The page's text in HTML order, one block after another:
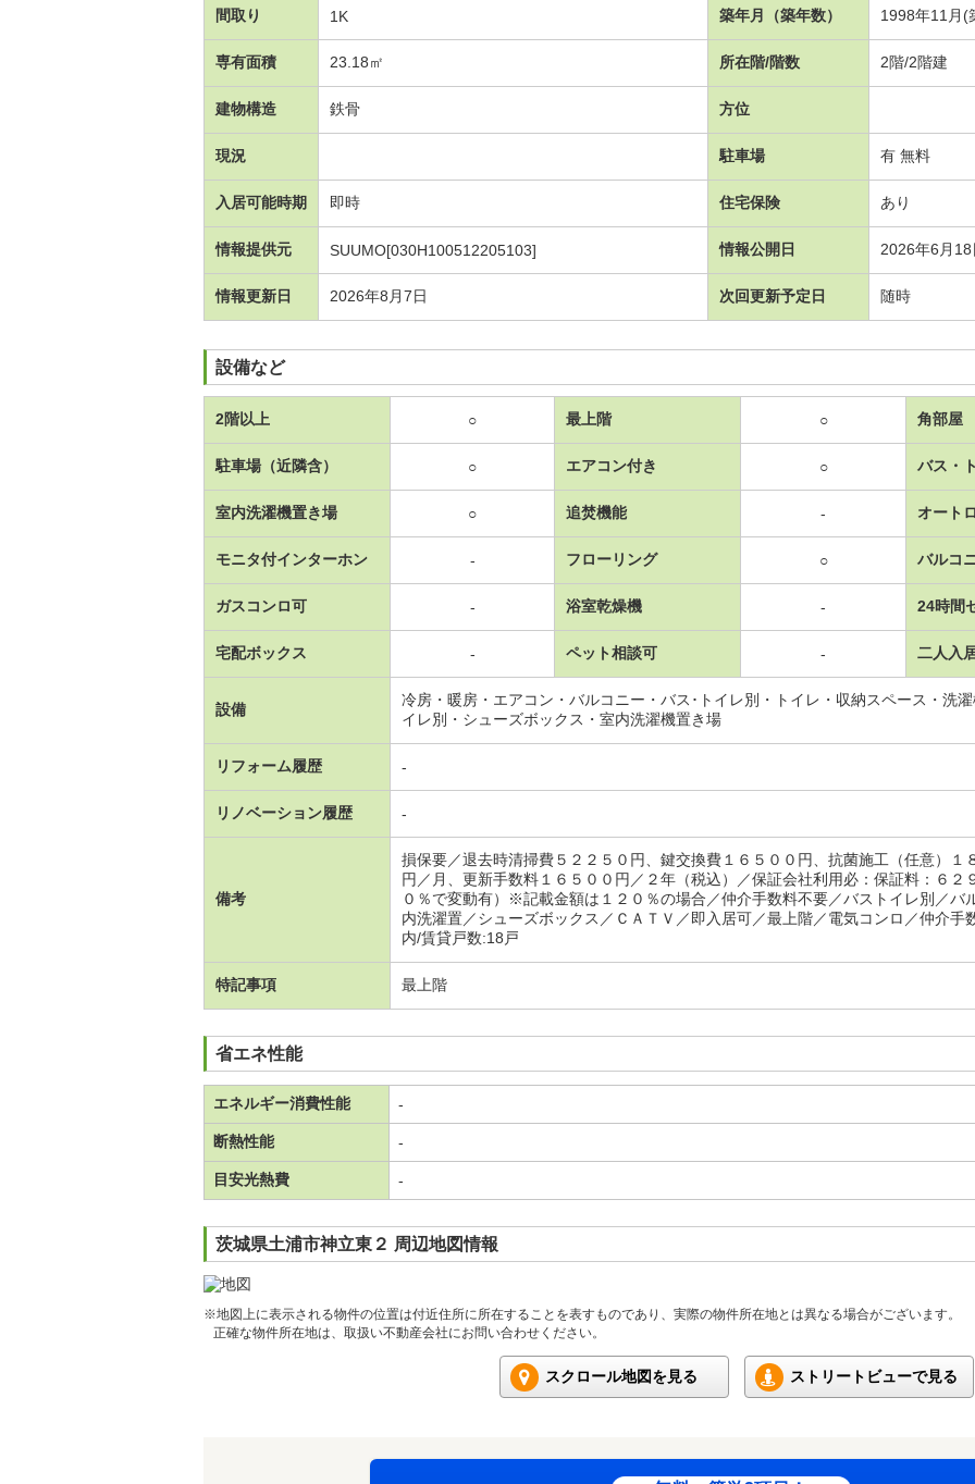
間取り 1K 築年月（築年数） 1998年11月(
専有面積 23.18㎡ 所在階/階数 2階/2階建
建物構造 鉄骨 方位
現況 駐車場 有 無料
入居可能時期 即時 住宅保険 あり
情報提供元 SUUMO[030H100512205103] 情報公開日 2026年6月18
情報更新日 2026年8月7日 次回更新予定日 随時
設備など
2階以上 ○ 最上階 ○ 角部屋
駐車場（近隣含） ○ エアコン付き ○ バス・
室内洗濯機置き場 ○ 追焚機能 - オート
モニタ付インターホン - フローリング ○ バルコ
ガスコンロ可 - 浴室乾燥機 - 24時間
宅配ボックス - ペット相談可 - 二人入
設備
冷房・暖房・エアコン・バルコニー・バス･トイレ別・トイレ・収納スペース・洗
イレ別・シューズボックス・室内洗濯機置き場
リフォーム履歴 -
リノベーション履歴 -
備考
損保要／退去時清掃費５２２５０円、鍵交換費１６５００円、抗菌施工（任意）１
円／月、更新手数料１６５００円／２年（税込）／保証会社利用必：保証料：６２
０％で変動有）※記載金額は１２０％の場合／仲介手数料不要／バストイレ別／バ
内洗濯置／シューズボックス／ＣＡＴＶ／即入居可／最上階／電気コンロ／仲介手
内/賃貸戸数:18戸
特記事項 最上階
省エネ性能
エネルギー消費性能 -
断熱性能 -
目安光熱費 -
茨城県土浦市神立東２ 周辺地図情報
※地図上に表示される物件の位置は付近住所に所在することを表すものであり、実際の物件所在地とは異なる場合がございます。
正確な物件所在地は、取扱い不動産会社にお問い合わせください。
スクロール地図を見る ストリートビューで見る